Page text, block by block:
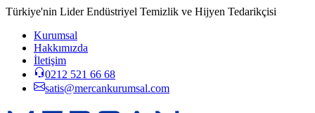
Türkiye'nin Lider Endüstriyel Temizlik ve Hijyen Tedarikçisi
Kurumsal
Hakkımızda
İletişim
0212 521 66 68
satis@mercankurumsal.com